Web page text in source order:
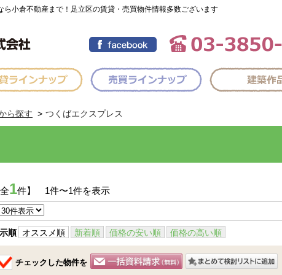
小倉不動産まで！足立区の賃貸・売買物件情報多数ございます
ら探す つくばエクスプレス
全1件】 1件〜1件を表示
順 オススメ順 新着順 価格の安い順 価格の高い順
チェックした物件を